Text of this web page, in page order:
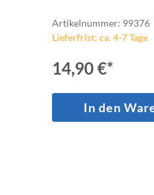
Artikelnummer: 99376
Lieferfrist: ca. 4-7 Tage
14,90 €*
In den